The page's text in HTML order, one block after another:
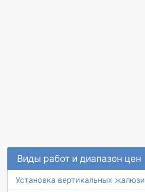
Виды работ и диапазон цен
Установка вертикальных жалюзи